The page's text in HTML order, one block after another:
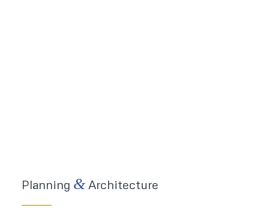
Planning &Architecture